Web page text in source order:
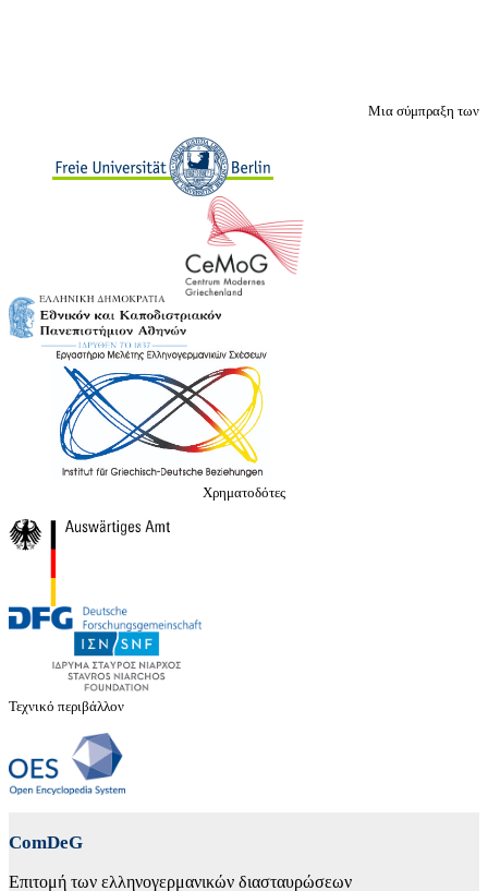
Μια σύμπραξη των
Χρηματοδότες
Τεχνικό περιβάλλον
ComDeG
Επιτομή των ελληνογερμανικών διασταυρώσεων